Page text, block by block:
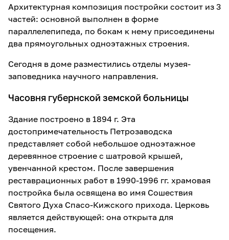
Архитектурная композиция постройки состоит из 3
частей: основной выполнен в форме
параллелепипеда, по бокам к нему присоединены
два прямоугольных одноэтажных строения.
Сегодня в доме разместились отделы музея-
заповедника научного направления.
Часовня губернской земской больницы
Здание построено в 1894 г. Эта
достопримечательность Петрозаводска
представляет собой небольшое одноэтажное
деревянное строение с шатровой крышей,
увенчанной крестом. После завершения
реставрационных работ в 1990-1996 гг. храмовая
постройка была освящена во имя Сошествия
Святого Духа Спасо-Кижского прихода. Церковь
является действующей: она открыта для
посещения.